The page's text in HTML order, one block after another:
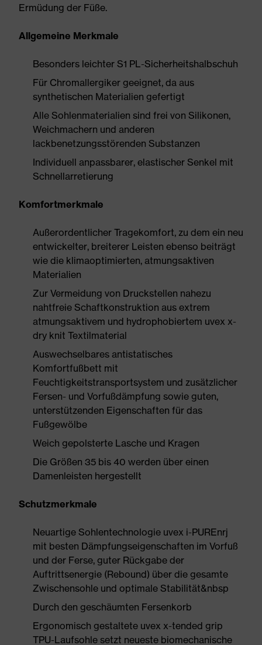
Ermüdung der Füße.
Allgemeine Merkmale
Besonders leichter S1 PL-Sicherheitshalbschuh
Für Chromallergiker geeignet, da aus
synthetischen Materialien gefertigt
Alle Sohlenmaterialien sind frei von Silikonen,
Weichmachern und anderen
lackbenetzungsstörenden Substanzen
Individuell anpassbarer, elastischer Senkel mit
Schnellarretierung
Komfortmerkmale
Außerordentlicher Tragekomfort, zu dem ein neu
entwickelter, breiterer Leisten ebenso beiträgt
wie die klimaoptimierten, atmungsaktiven
Materialien
Zur Vermeidung von Druckstellen nahezu
nahtfreie Schaftkonstruktion aus extrem
atmungsaktivem und hydrophobiertem uvex x-
dry knit Textilmaterial
Auswechselbares antistatisches
Komfortfußbett mit
Feuchtigkeitstransportsystem und zusätzlicher
Fersen- und Vorfußdämpfung sowie guten,
unterstützenden Eigenschaften für das
Fußgewölbe
Weich gepolsterte Lasche und Kragen
Die Größen 35 bis 40 werden über einen
Damenleisten hergestellt
Schutzmerkmale
Neuartige Sohlentechnologie uvex i-PUREnrj
mit besten Dämpfungseigenschaften im Vorfuß
und der Ferse, guter Rückgabe der
Auftrittsenergie (Rebound) über die gesamte
Zwischensohle und optimale Stabilität&nbsp
Durch den geschäumten Fersenkorb
Ergonomisch gestaltete uvex x-tended grip
TPU-Laufsohle setzt neueste biomechanische